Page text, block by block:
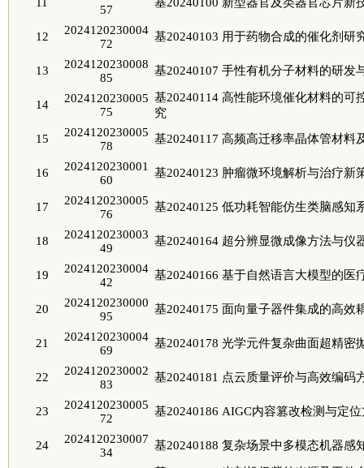
57
12
2024120230004
72
基20240103 用于药物合成的催化剂研
13
2024120230008
85
基20240107 手性有机分子材料的研发
14
2024120230005
75
基20240114 高性能环境催化材料的可
究
15
2024120230005
78
基20240117 高频高迁移率晶体管材料
16
2024120230001
60
基20240123 肿瘤微环境解析与治疗新
17
2024120230005
76
基20240125 低功耗智能仿生类脑感知
18
2024120230003
49
基20240164 超分辨显微成像方法与仪
19
2024120230004
42
基20240166 基于自然语言大模型的医
20
2024120230000
95
基20240175 面向量子器件集成的高效
21
2024120230004
69
基20240178 光学元件复杂曲面超精密
22
2024120230002
83
基20240181 点云质量评价与高效编码
23
2024120230005
72
基20240186 AIGC内容篡改检测与定
24
2024120230007
34
基20240188 复杂场景中多模态机器感